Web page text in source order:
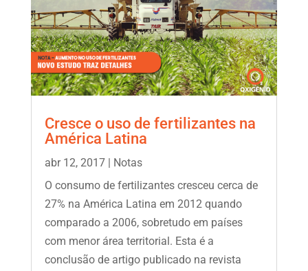
Cresce o uso de fertilizantes na
América Latina
abr 12, 2017|
Notas
O consumo de fertilizantes cresceu cerca de
27% na América Latina em 2012 quando
comparado a 2006, sobretudo em países
com menor área territorial. Esta é a
conclusão de artigo publicado na revista